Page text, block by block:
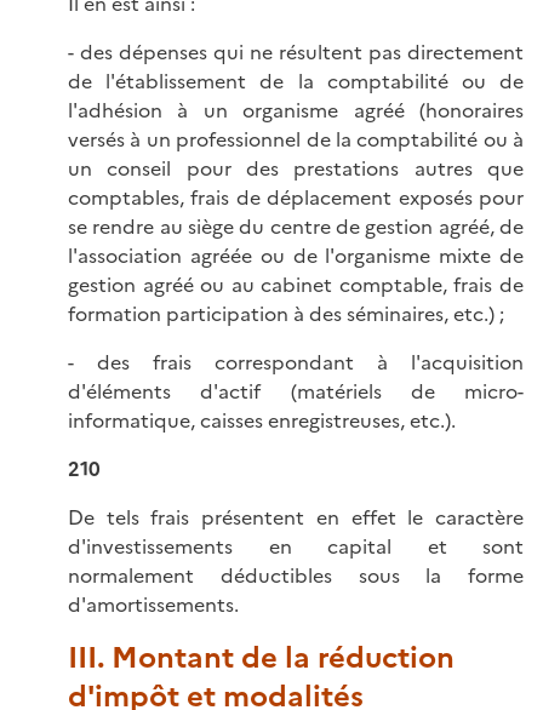
- des dépenses qui ne résultent pas directement
de l'établissement de la comptabilité ou de
l'adhésion à un organisme agréé (honoraires
versés à un professionnel de la comptabilité ou à
un conseil pour des prestations autres que
comptables, frais de déplacement exposés pour
se rendre au siège du centre de gestion agréé, de
l'association agréée ou de l'organisme mixte de
gestion agréé ou au cabinet comptable, frais de
formation participation à des séminaires, etc.) ;
- des frais correspondant à l'acquisition
d'éléments d'actif (matériels de micro-
informatique, caisses enregistreuses, etc.).
210
De tels frais présentent en effet le caractère
d'investissements en capital et sont
normalement déductibles sous la forme
d'amortissements.
III. Montant de la réduction
d'impôt et modalités